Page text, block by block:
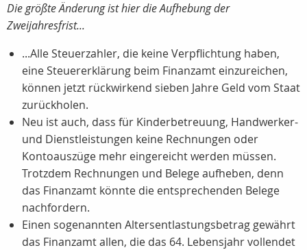
Die größte Änderung ist hier die Aufhebung der
Zweijahresfrist...
...Alle Steuerzahler, die keine Verpflichtung haben,
eine Steuererklärung beim Finanzamt einzureichen,
können jetzt rückwirkend sieben Jahre Geld vom Staat
zurückholen.
Neu ist auch, dass für Kinderbetreuung, Handwerker-
und Dienstleistungen keine Rechnungen oder
Kontoauszüge mehr eingereicht werden müssen.
Trotzdem Rechnungen und Belege aufheben, denn
das Finanzamt könnte die entsprechenden Belege
nachfordern.
Einen sogenannten Altersentlastungsbetrag gewährt
das Finanzamt allen, die das 64. Lebensjahr vollendet